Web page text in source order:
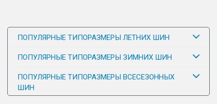
ПОПУЛЯРНЫЕ ТИПОРАЗМЕРЫ ЛЕТНИХ ШИН
ПОПУЛЯРНЫЕ ТИПОРАЗМЕРЫ ЗИМНИХ ШИН
ПОПУЛЯРНЫЕ ТИПОРАЗМЕРЫ ВСЕСЕЗОННЫХ
ШИН